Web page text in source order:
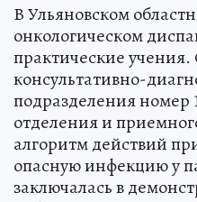
В Ульяновском
онкологическом
практические
консультативно-
подразделения номер
отделения и
алгоритм действий
опасную инфекцию у
заключалась в